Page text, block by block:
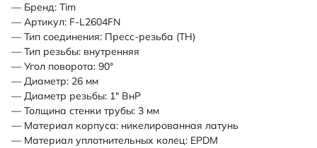
— Бренд: Tim
— Артикул: F-L2604FN
— Тип соединения: Пресс-резьба (TH)
— Тип резьбы: внутренняя
— Угол поворота: 90°
— Диаметр: 26 мм
— Диаметр резьбы: 1" ВнР
— Толщина стенки трубы: 3 мм
— Материал корпуса: никелированная латунь
— Материал уплотнительных колец: EPDM